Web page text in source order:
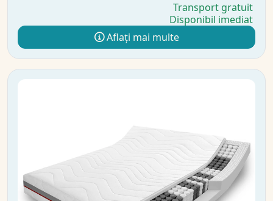
Transport gratuit
Disponibil imediat
Aflați mai multe